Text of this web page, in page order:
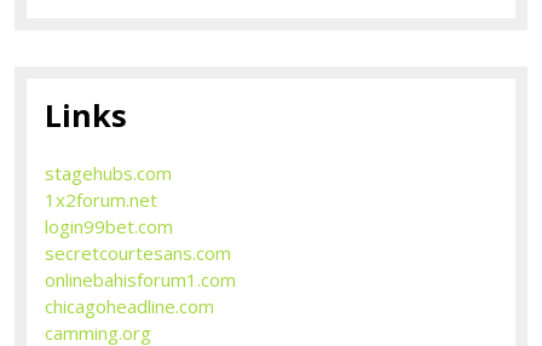
Links
stagehubs.com
1x2forum.net
login99bet.com
secretcourtesans.com
onlinebahisforum1.com
chicagoheadline.com
camming.org